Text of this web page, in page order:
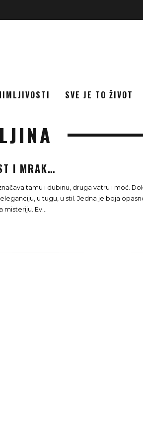
SVE JE TO ŽIVOT
I MRAK…
tamu i dubinu, druga vatru i moć.
u tugu, u stil. Jedna je boja
misteriju. Ev...